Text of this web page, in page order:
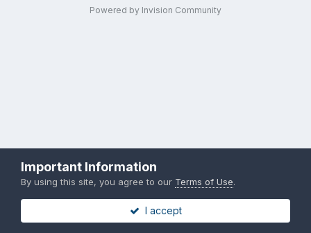
Powered by Invision Community
Important Information
By using this site, you agree to our Terms of Use.
I accept